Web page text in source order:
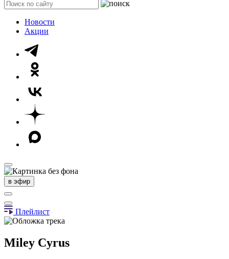
Новости
Акции
в эфир
Плейлист
Miley Cyrus